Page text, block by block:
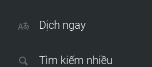
Dịch ngay
Tìm kiếm nhiều